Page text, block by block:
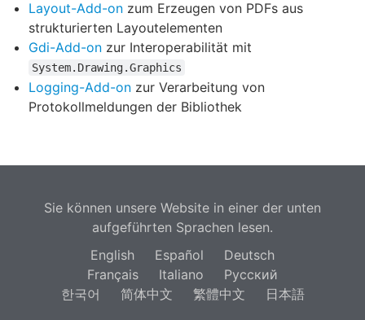
Layout-Add-on zum Erzeugen von PDFs aus
strukturierten Layoutelementen
Gdi-Add-on zur Interoperabilität mit
System.Drawing.Graphics
Logging-Add-on zur Verarbeitung von
Protokollmeldungen der Bibliothek
Sie können unsere Website in einer der unten
aufgeführten Sprachen lesen.
English
Español
Deutsch
Français
Italiano
Русский
한국어
简体中文 繁體中文 日本語